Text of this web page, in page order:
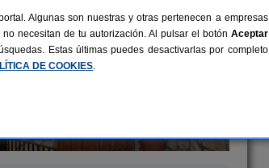
Algunas son nuestras y otras pertenecen a empresas
necesitan de tu autorización. Al pulsar el botón Aceptar
Estas últimas puedes desactivarlas por completo
DE COOKIES.